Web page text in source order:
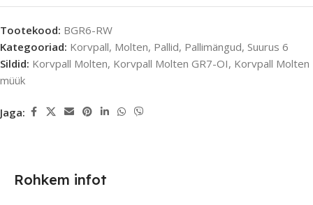
Tootekood: BGR6-RW
Kategooriad: Korvpall, Molten, Pallid, Pallimängud, Suurus 6
Sildid: Korvpall Molten, Korvpall Molten GR7-OI, Korvpall Molten
müük
Jaga:
Rohkem infot